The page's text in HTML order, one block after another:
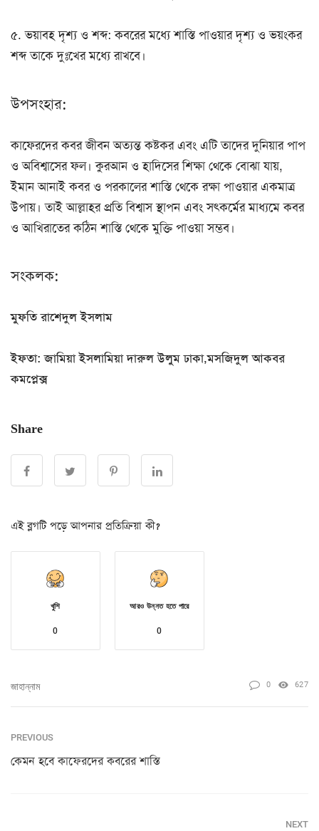
৫. ভয়াবহ দৃশ্য ও শব্দ: কবরের মধ্যে শাস্তি পাওয়ার দৃশ্য ও ভয়ংকর
শব্দ তাকে দুঃখের মধ্যে রাখবে।
উপসংহার:
কাফেরদের কবর জীবন অত্যন্ত কষ্টকর এবং এটি তাদের দুনিয়ার পাপ
ও অবিশ্বাসের ফল। কুরআন ও হাদিসের শিক্ষা থেকে বোঝা যায়,
ইমান আনাই কবর ও পরকালের শাস্তি থেকে রক্ষা পাওয়ার একমাত্র
উপায়। তাই আল্লাহর প্রতি বিশ্বাস স্থাপন এবং সৎকর্মের মাধ্যমে কবর
ও আখিরাতের কঠিন শাস্তি থেকে মুক্তি পাওয়া সম্ভব।
সংকলক:
মুফতি রাশেদুল ইসলাম
ইফতা: জামিয়া ইসলামিয়া দারুল উলুম ঢাকা,মসজিদুল আকবর
কমপ্লেক্স
Share
এই ব্লগটি পড়ে আপনার প্রতিক্রিয়া কী?
খুশি
0
আরও উন্নত হতে পারে
0
জাহান্নাম 0 627
PREVIOUS
কেমন হবে কাফেরদের কবরের শাস্তি
NEXT